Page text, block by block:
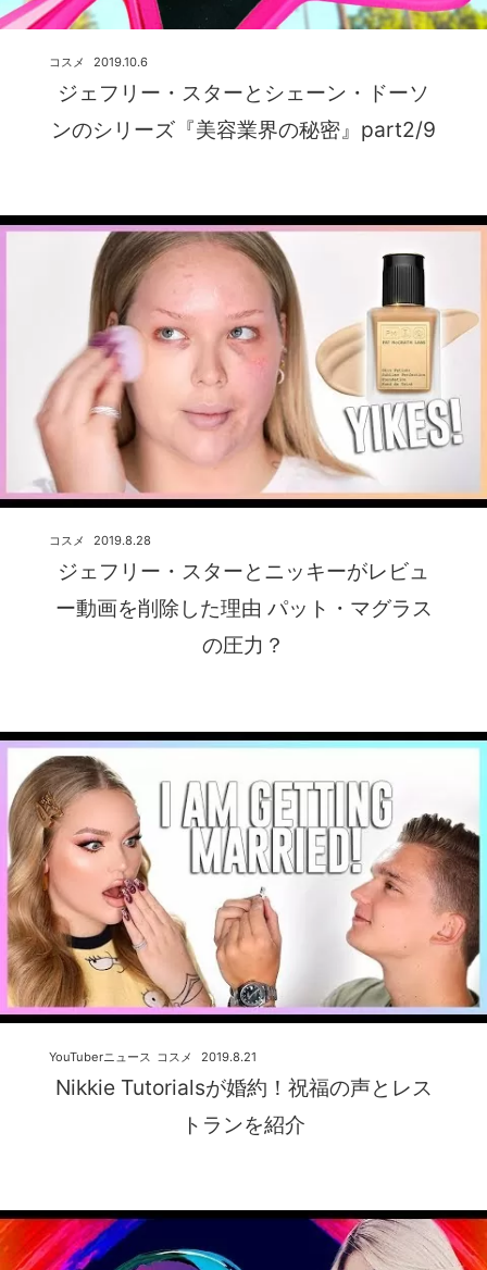
ジェフリー・スターとシェーン・ドーソ
ンのシリーズ『美容業界の秘密』part2/9
2019.10.6
コスメ
ジェフリー・スターとニッキーがレビュ
ー動画を削除した理由 パット・マグラス
の圧力？
2019.8.28
コスメ
Nikkie Tutorialsが婚約！祝福の声とレス
トランを紹介
2019.8.21
YouTuberニュース コスメ